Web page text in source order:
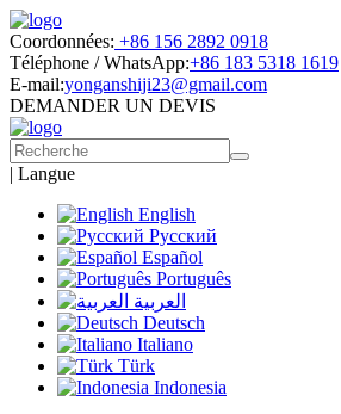
Coordonnées: +86 156 2892 0918
Téléphone / WhatsApp:+86 183 5318 1619
E-mail:yonganshiji23@gmail.com
DEMANDER UN DEVIS
| Langue
English
Русский
Español
Português
العربية
Deutsch
Italiano
Türk
Indonesia